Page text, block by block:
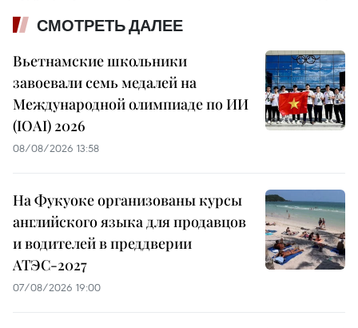
СМОТРЕТЬ ДАЛЕЕ
Вьетнамские школьники
завоевали семь медалей на
Международной олимпиаде по ИИ
(IOAI) 2026
08/08/2026 13:58
На Фукуоке организованы курсы
английского языка для продавцов
и водителей в преддверии
АТЭС-2027
07/08/2026 19:00